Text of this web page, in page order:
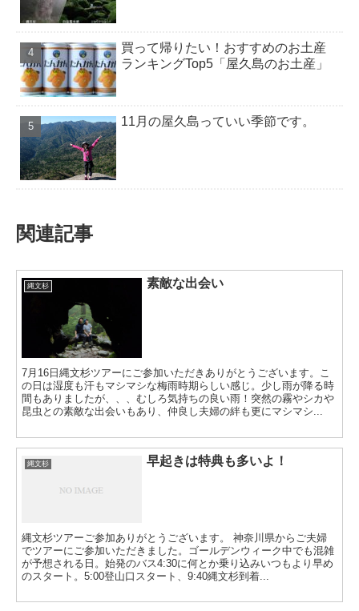
買って帰りたい！おすすめのお土産
ランキングTop5「屋久島のお土産」
11月の屋久島っていい季節です。
関連記事
縄文杉 素敵な出会い
7月16日縄文杉ツアーにご参加いただきありがとうございます。こ
の日は湿度も汗もマシマシな梅雨時期らしい感じ。少し雨が降る時
間もありましたが、、、むしろ気持ちの良い雨！突然の霧やシカや
昆虫との素敵な出会いもあり、仲良し夫婦の絆も更にマシマシ...
縄文杉 早起きは特典も多いよ！
縄文杉ツアーご参加ありがとうございます。 神奈川県からご夫婦
でツアーにご参加いただきました。ゴールデンウィーク中でも混雑
が予想される日。始発のバス4:30に何とか乗り込みいつもより早め
のスタート。5:00登山口スタート、9:40縄文杉到着...